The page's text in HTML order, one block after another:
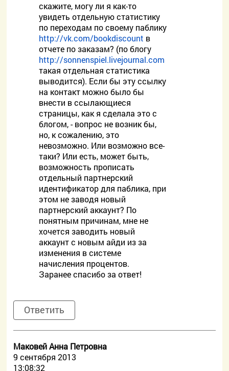
скажите, могу ли я как-то
увидеть отдельную статистику
по переходам по своему паблику
http://vk.com/bookdiscount в
отчете по заказам? (по блогу
http://sonnenspiel.livejournal.com
такая отдельная статистика
выводится). Если бы эту ссылку
на контакт можно было бы
внести в ссылающиеся
страницы, как я сделала это с
блогом, - вопрос не возник бы,
но, к сожалению, это
невозможно. Или возможно все-
таки? Или есть, может быть,
возможность прописать
отдельный партнерский
идентификатор для паблика, при
этом не заводя новый
партнерский аккаунт? По
понятным причинам, мне не
хочется заводить новый
аккаунт с новым айди из за
изменения в системе
начисления процентов.
Заранее спасибо за ответ!
Ответить
Маковей Анна Петровна
9 сентября 2013
13:08:32